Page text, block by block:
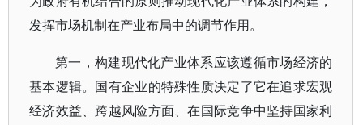
发挥市场机制在产业布局中的调节作用。
第一，构建现代化产业体系应该遵循市场经济的
基本逻辑。国有企业的特殊性质决定了它在追求宏观
经济效益、跨越风险方面、在国际竞争中坚持国家利